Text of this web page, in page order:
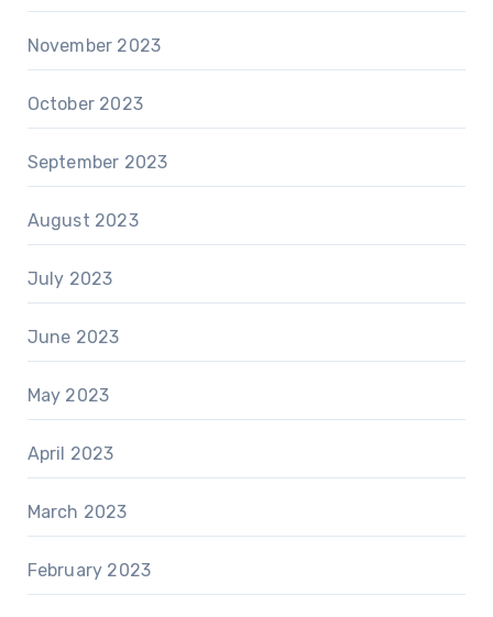
November 2023
October 2023
September 2023
August 2023
July 2023
June 2023
May 2023
April 2023
March 2023
February 2023